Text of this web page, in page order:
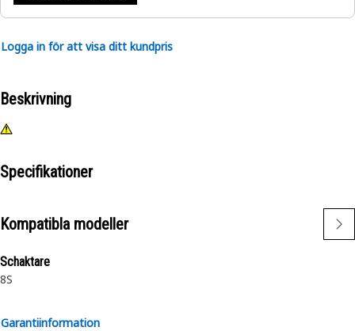
Logga in för att visa ditt kundpris
Beskrivning
Specifikationer
Kompatibla modeller
Schaktare
8S
Garantiinformation